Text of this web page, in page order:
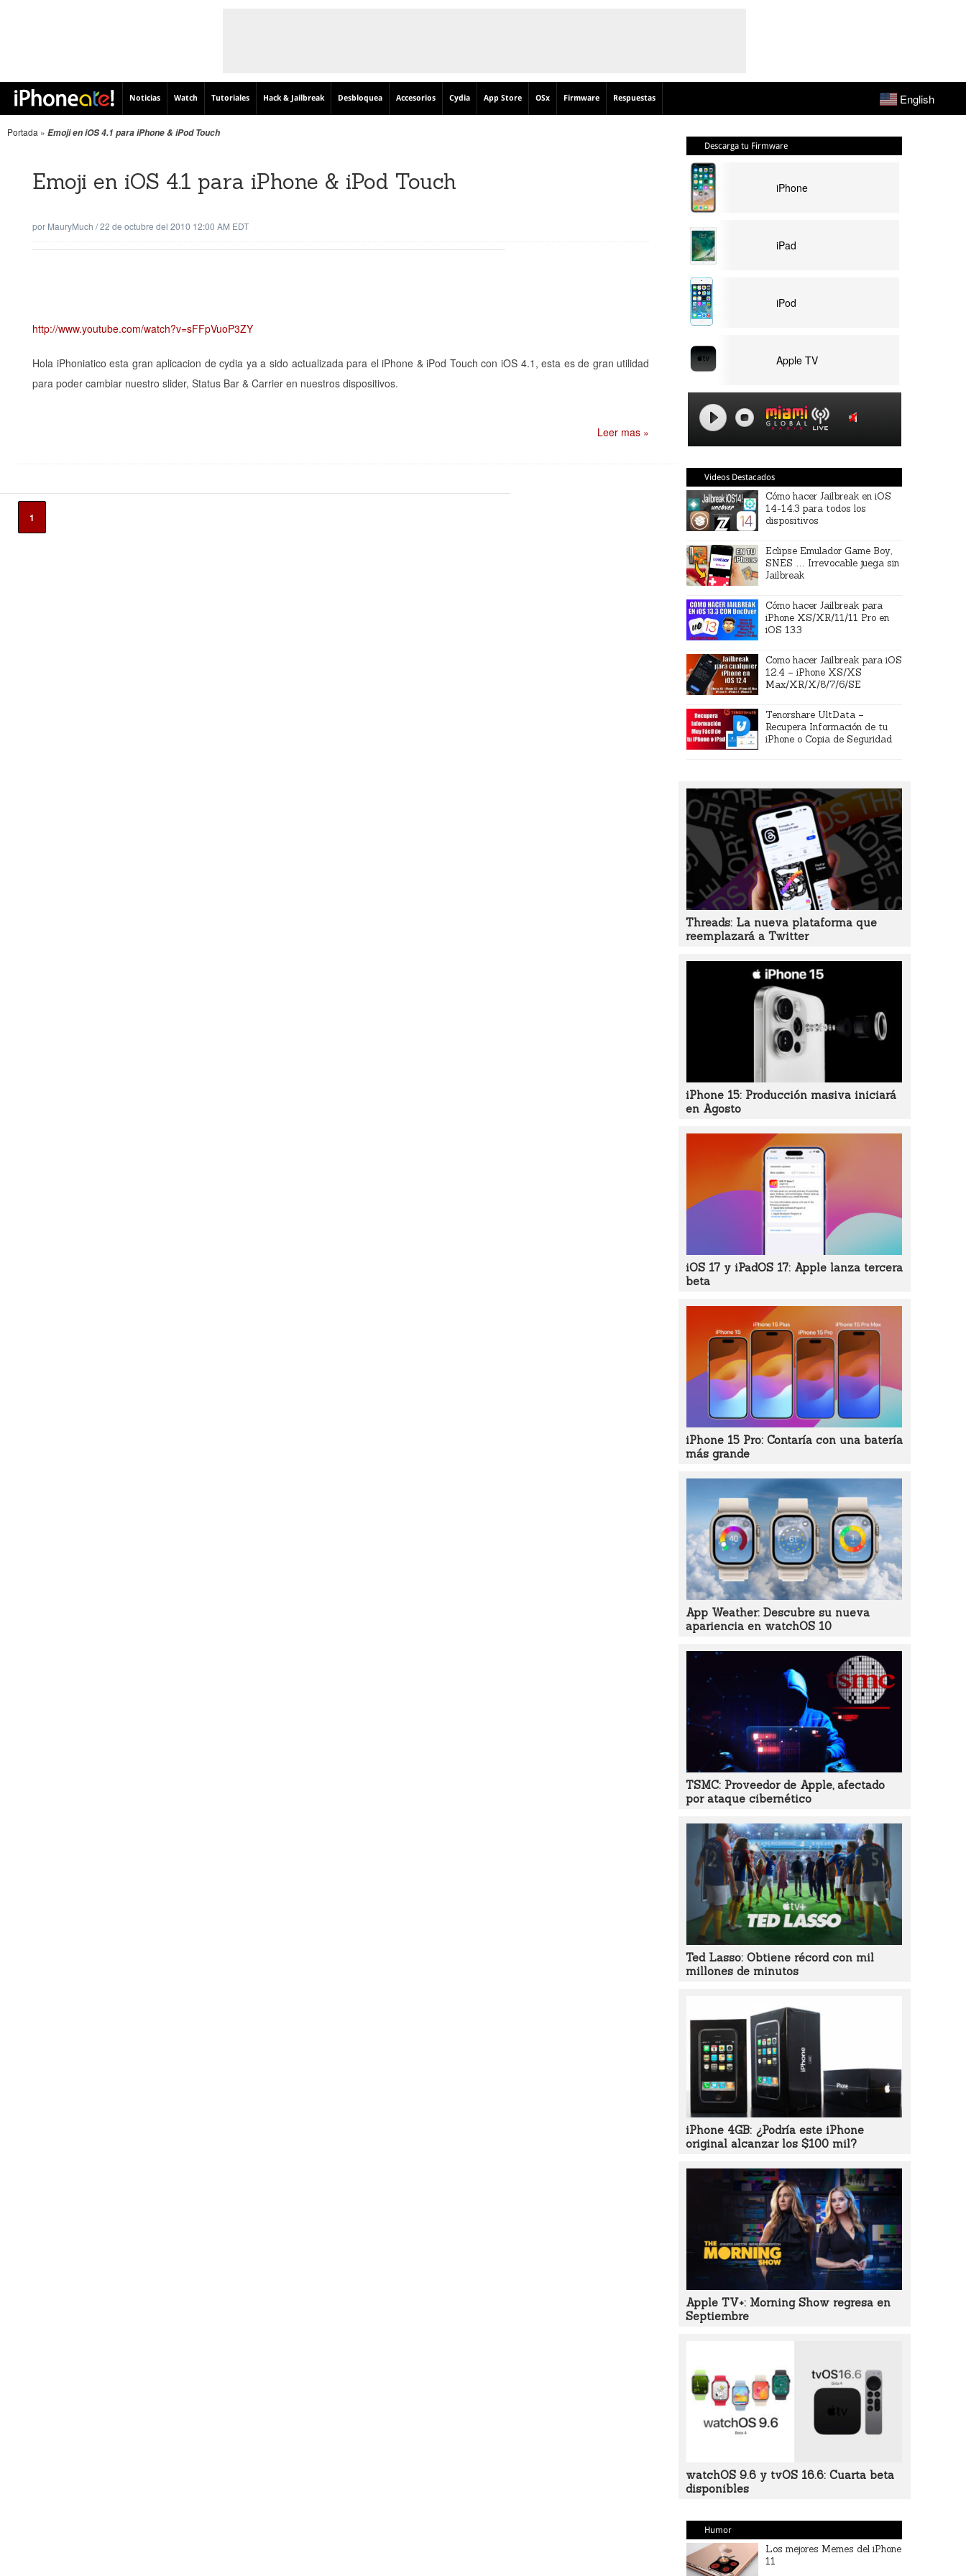
Noticias Watch Tutoriales Hack & Jailbreak Desbloquea Accesorios Cydia App Store OSx Firmware Respuestas English
Portada » Emoji en iOS 4.1 para iPhone & iPod Touch
Emoji en iOS 4.1 para iPhone & iPod Touch
por MauryMuch /22 de octubre del 2010 12:00 AM EDT
http://www.youtube.com/watch?v=sFFpVuoP3ZY
Hola iPhoniatico esta gran aplicacion de cydia ya a sido actualizada para el iPhone & iPod Touch con iOS 4.1, esta es de gran utilidad
para poder cambiar nuestro slider, Status Bar & Carrier en nuestros dispositivos.
Leer mas »
1
Descarga tu Firmware
iPhone
iPad
iPod
Apple TV
Videos Destacados
Cómo hacer Jailbreak en iOS
14-14.3 para todos los
dispositivos
Eclipse Emulador Game Boy,
SNES … Irrevocable juega sin
Jailbreak
Cómo hacer Jailbreak para
iPhone XS/XR/11/11 Pro en
iOS 13.3
Como hacer Jailbreak para iOS
12.4 – iPhone XS/XS
Max/XR/X/8/7/6/SE
Tenorshare UltData –
Recupera Información de tu
iPhone o Copia de Seguridad
Threads: La nueva plataforma que
reemplazará a Twitter
iPhone 15: Producción masiva iniciará
en Agosto
iOS 17 y iPadOS 17: Apple lanza tercera
beta
iPhone 15 Pro: Contaría con una batería
más grande
App Weather: Descubre su nueva
apariencia en watchOS 10
TSMC: Proveedor de Apple, afectado
por ataque cibernético
Ted Lasso: Obtiene récord con mil
millones de minutos
iPhone 4GB: ¿Podría este iPhone
original alcanzar los $100 mil?
Apple TV+: Morning Show regresa en
Septiembre
watchOS 9.6 y tvOS 16.6: Cuarta beta
disponibles
Humor
Los mejores Memes del iPhone
11